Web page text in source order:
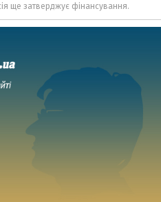
ще затверджує фінансування.